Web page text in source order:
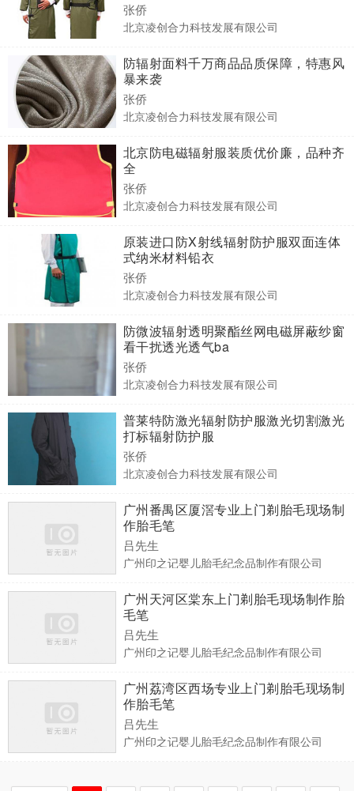
张侨
北京凌创合力科技发展有限公司
防辐射面料千万商品品质保障，特惠风
暴来袭
张侨
北京凌创合力科技发展有限公司
北京防电磁辐射服装质优价廉，品种齐
全
张侨
北京凌创合力科技发展有限公司
原装进口防X射线辐射防护服双面连体
式纳米材料铅衣
张侨
北京凌创合力科技发展有限公司
防微波辐射透明聚酯丝网电磁屏蔽纱窗
看干扰透光透气ba
张侨
北京凌创合力科技发展有限公司
普莱特防激光辐射防护服激光切割激光
打标辐射防护服
张侨
北京凌创合力科技发展有限公司
广州番禺区厦滘专业上门剃胎毛现场制
作胎毛笔
吕先生
广州印之记婴儿胎毛纪念品制作有限公司
广州天河区棠东上门剃胎毛现场制作胎
毛笔
吕先生
广州印之记婴儿胎毛纪念品制作有限公司
广州荔湾区西场专业上门剃胎毛现场制
作胎毛笔
吕先生
广州印之记婴儿胎毛纪念品制作有限公司